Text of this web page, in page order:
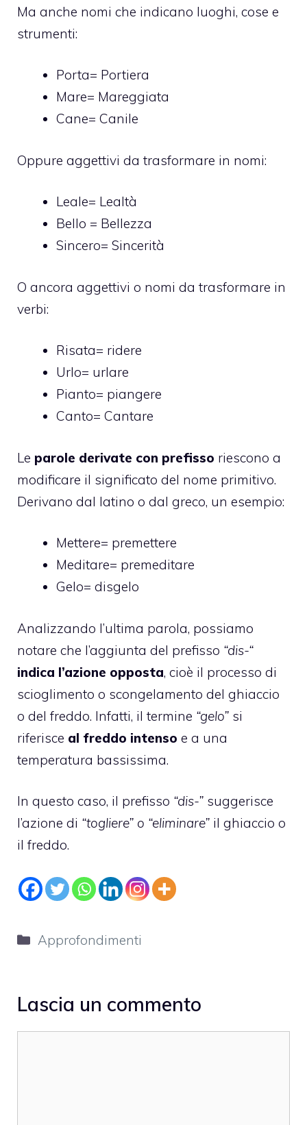
Ma anche nomi che indicano luoghi, cose e
strumenti:
Porta= Portiera
Mare= Mareggiata
Cane= Canile
Oppure aggettivi da trasformare in nomi:
Leale= Lealtà
Bello = Bellezza
Sincero= Sincerità
O ancora aggettivi o nomi da trasformare in
verbi:
Risata= ridere
Urlo= urlare
Pianto= piangere
Canto= Cantare
Le parole derivate con prefisso riescono a
modificare il significato del nome primitivo.
Derivano dal latino o dal greco, un esempio:
Mettere= premettere
Meditare= premeditare
Gelo= disgelo
Analizzando l’ultima parola, possiamo
notare che l’aggiunta del prefisso “dis-“
indica l’azione opposta, cioè il processo di
scioglimento o scongelamento del ghiaccio
o del freddo. Infatti, il termine “gelo” si
riferisce al freddo intenso e a una
temperatura bassissima.
In questo caso, il prefisso “dis-” suggerisce
l’azione di “togliere” o “eliminare” il ghiaccio o
il freddo.
Categorie
Approfondimenti
Lascia un commento